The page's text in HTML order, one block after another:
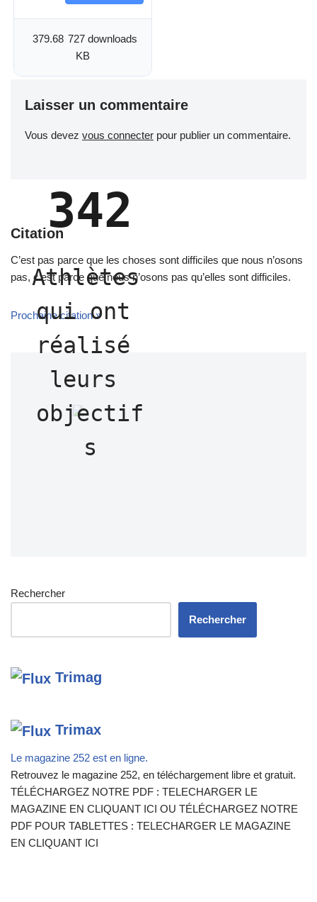
727 downloads
379.68
KB
Laisser un commentaire
Vous devez vous connecter pour publier un commentaire.
Citation
C’est pas parce que les choses sont difficiles que nous n’osons
pas, c’est parce que nous n’osons pas qu’elles sont difficiles.
Prochaine citation »
342
Athlètes
qui ont
réalisé
leurs
objectif
s
Rechercher
Rechercher
Trimag
Trimax
Le magazine 252 est en ligne.
Retrouvez le magazine 252, en téléchargement libre et gratuit.
TÉLÉCHARGEZ NOTRE PDF : TELECHARGER LE
MAGAZINE EN CLIQUANT ICI OU TÉLÉCHARGEZ NOTRE
PDF POUR TABLETTES : TELECHARGER LE MAGAZINE
EN CLIQUANT ICI